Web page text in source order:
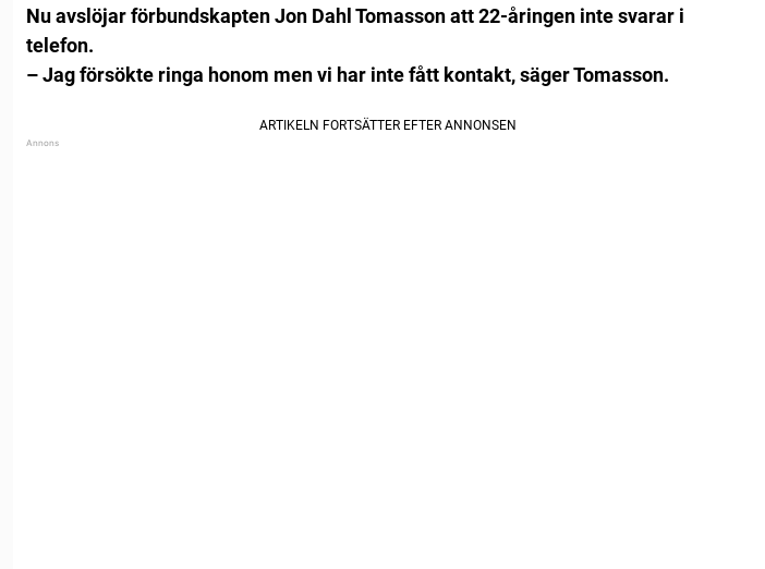
Nu avslöjar förbundskapten Jon Dahl Tomasson att 22-åringen inte svarar i
telefon.
– Jag försökte ringa honom men vi har inte fått kontakt, säger Tomasson.